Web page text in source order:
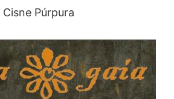
Cisne Púrpura